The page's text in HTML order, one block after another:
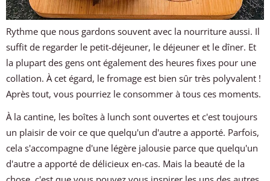
Rythme que nous gardons souvent avec la nourriture aussi. Il
suffit de regarder le petit-déjeuner, le déjeuner et le dîner. Et
la plupart des gens ont également des heures fixes pour une
collation. À cet égard, le fromage est bien sûr très polyvalent !
Après tout, vous pourriez le consommer à tous ces moments.
À la cantine, les boîtes à lunch sont ouvertes et c'est toujours
un plaisir de voir ce que quelqu'un d'autre a apporté. Parfois,
cela s'accompagne d'une légère jalousie parce que quelqu'un
d'autre a apporté de délicieux en-cas. Mais la beauté de la